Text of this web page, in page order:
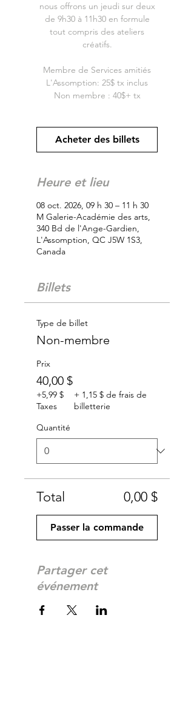
nous offrons un jeudi sur deux
de 9h30 à 11h30 en formule
tout compris des ateliers
créatifs.
Membre de Services amitiés
L'Assomption: 25$ tx inclus
Non membre : 40$+ tx
Acheter des billets
Heure et lieu
08 oct. 2026, 09 h 30 – 11 h 30
M Galerie-Académie des arts,
340 Bd de l'Ange-Gardien,
L'Assomption, QC J5W 1S3,
Canada
Billets
Type de billet
Non-membre
Prix
40,00 $
+5,99 $
Taxes
+ 1,15 $ de frais de
billetterie
Quantité
Total 0,00 $
Passer la commande
Partager cet
événement